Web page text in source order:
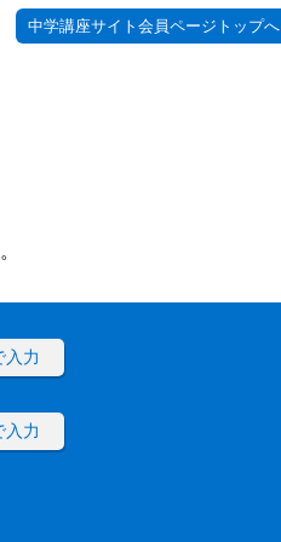
中学講座サイト会員ページトップへ
入力
入力